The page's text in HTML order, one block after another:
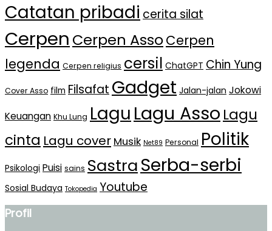
Catatan pribadi cerita silat
Cerpen Cerpen AssoCerpen
legenda Cerpen religius cersil ChatGPT Chin Yung
Cover Asso film Filsafat Gadget Jalan-jalan Jokowi
Keuangan Khu Lung Lagu Lagu Asso Lagu
cinta Lagu cover Musik Net89 Personal Politik
Psikologi Puisi sains SastraSerba-serbi
Sosial Budaya Tokopedia Youtube
Profil